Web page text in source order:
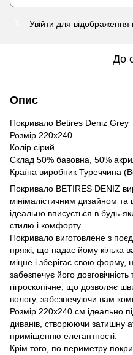
Увійти для відображення
До
Опис
Покривало Betires Deniz Grey
Розмір 220х240
Колір сірий
Склад 50% бавовна, 50%
Країна виробник Туреччина
Покривало BETIRES DENIZ
мінімалістичним дизайном
ідеально вписується в будь-
стилю і комфорту.
Покривало виготовлене з
пряжі, що надає йому кілька
міцне і зберігає свою форму,
забезпечує його
гігроскопічне, що дозволяє
вологу, забезпечуючи вам
Розмір 220х240 см ідеально
диванів, створюючи затишну
приміщенню елегантності.
Крім того, по периметру